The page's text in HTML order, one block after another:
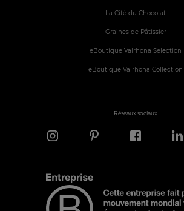
La Cité du Chocolat
Graines de Pâtissier
eBoutique Valrhona Selection
eBoutique Valrhona Collection
Réseaux sociaux